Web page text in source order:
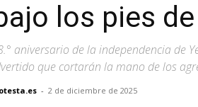
los pies
aniversario de la independencia de
que cortarán la mano de los
- 2 de diciembre de 2025